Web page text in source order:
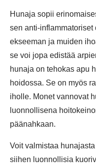
Hunaja sopii
sen anti-
ekseeman ja muiden
se voi jopa edistää
hunaja on tehokas apu
hoidossa. Se on myös
iholle. Monet vannovat
luonnollisena
päänahkaan.
Voit valmistaa
siihen luonnollisia